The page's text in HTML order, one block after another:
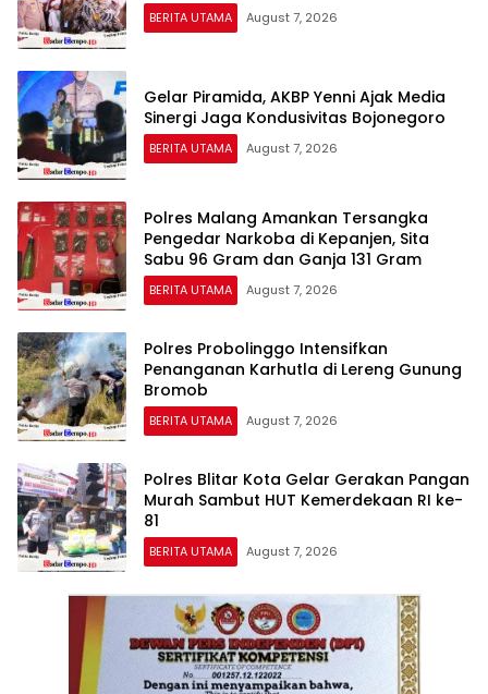
BERITA UTAMA August 7, 2026
Gelar Piramida, AKBP Yenni Ajak Media
Sinergi Jaga Kondusivitas Bojonegoro
BERITA UTAMA August 7, 2026
Polres Malang Amankan Tersangka
Pengedar Narkoba di Kepanjen, Sita
Sabu 96 Gram dan Ganja 131 Gram
BERITA UTAMA August 7, 2026
Polres Probolinggo Intensifkan
Penanganan Karhutla di Lereng Gunung
Bromob
BERITA UTAMA August 7, 2026
Polres Blitar Kota Gelar Gerakan Pangan
Murah Sambut HUT Kemerdekaan RI ke-
81
BERITA UTAMA August 7, 2026